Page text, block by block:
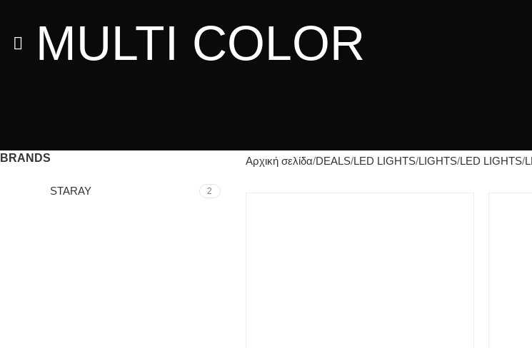
MULTI COLOR
BRANDS
STARAY 2
Αρχική σελίδα DEALS LED LIGHTS LIGHTS LED LIGHTS